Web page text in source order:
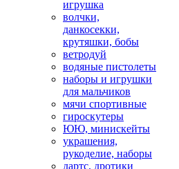
игрушка
волчки,
данкосекки,
крутяшки, бобы
ветродуй
водяные пистолеты
наборы и игрушки
для мальчиков
мячи спортивные
гироскутеры
ЮЮ, минискейты
украшения,
рукоделие, наборы
дартс, дротики